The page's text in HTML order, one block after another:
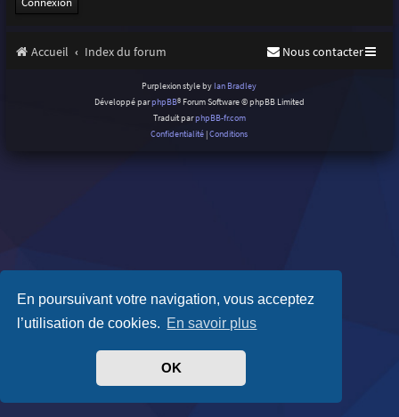
En poursuivant votre navigation, vous acceptez
l’utilisation de cookies. En savoir plus
OK
Accueil Index du forum Nous contacter
Purplexion style by Ian Bradley
Développé parphpBB® Forum Software © phpBB Limited
Traduit parphpBB-fr.com
Confidentialité |Conditions